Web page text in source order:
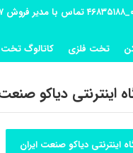
تخت فلزی کاتالوگ
اینترنتی دیاکو
اینترنتی دیاکو صنعت ایران